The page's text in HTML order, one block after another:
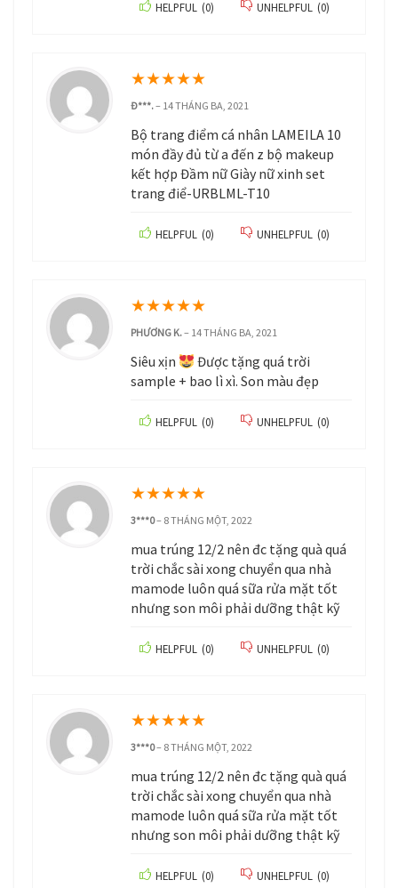
HELPFUL (0) UNHELPFUL (0)
★★★★★
Đ***.– 14 THÁNG BA, 2021
Bộ trang điểm cá nhân LAMEILA 10
món đầy đủ từ a đến z bộ makeup
kết hợp Đầm nữ Giày nữ xinh set
trang điể-URBLML-T10
HELPFUL (0) UNHELPFUL (0)
★★★★★
PHƯƠNG K.– 14 THÁNG BA, 2021
Siêu xịn
Được tặng quá trời
sample + bao lì xì. Son màu đẹp
HELPFUL (0) UNHELPFUL (0)
★★★★★
3***0– 8 THÁNG MỘT, 2022
mua trúng 12/2 nên đc tặng quà quá
trời chắc sài xong chuyển qua nhà
mamode luôn quá sữa rửa mặt tốt
nhưng son môi phải dưỡng thật kỹ
HELPFUL (0) UNHELPFUL (0)
★★★★★
3***0– 8 THÁNG MỘT, 2022
mua trúng 12/2 nên đc tặng quà quá
trời chắc sài xong chuyển qua nhà
mamode luôn quá sữa rửa mặt tốt
nhưng son môi phải dưỡng thật kỹ
HELPFUL (0) UNHELPFUL (0)